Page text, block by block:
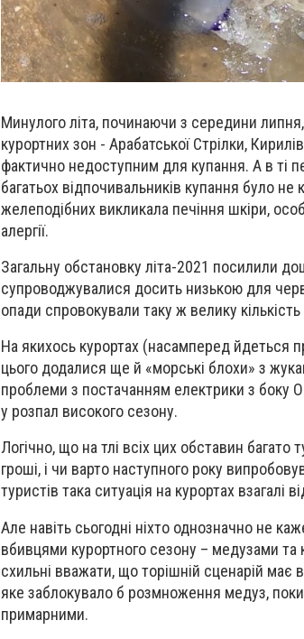
Минулого літа, починаючи з середини
курортних зон - Арабатської Стрілки,
фактично недоступним для купання. А в ті
багатьох відпочивальників купання було
желеподібних викликала печіння шкіри,
алергії.
Загальну обстановку літа-2021 посилили
супроводжувалися досить низькою для
опади спровокували таку ж велику
На якихось курортах (насамперед йдеться
цього додалися ще й «морські блохи» з
проблеми з постачанням електрики з боку
у розпал високого сезону.
Логічно, що на тлі всіх цих обставин багато
гроші, і чи варто наступного року
туристів така ситуація на курортах
Але навіть сьогодні ніхто однозначно не
вбивцями курортного сезону – медузами та
схильні вважати, що торішній сценарій має
яке заблокувало б розмноження медуз,
примарними.